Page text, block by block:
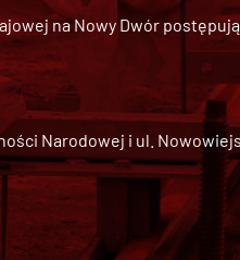
na Nowy Dwór
Narodowej i ul.